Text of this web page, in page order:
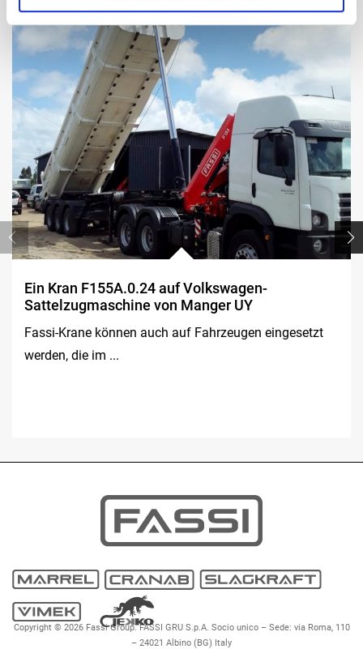
Ein Kran F155A.0.24 auf Volkswagen-
Sattelzugmaschine von Manger UY
Fassi-Krane können auch auf Fahrzeugen eingesetzt
werden, die im ...
Copyright © 2026 Fassi Group. FASSI GRU S.p.A. Socio unico – Sede: via Roma, 110
– 24021 Albino (BG) Italy